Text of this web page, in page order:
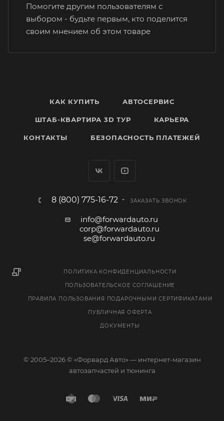
Помогите другим пользователям с
выбором - будьте первым, кто поделится
своим мнением об этом товаре
КАК КУПИТЬ АВТОСЕРВИС
ШТАБ-КВАРТИРА 3D ТУР КАРЬЕРА
КОНТАКТЫ БЕЗОПАСНОСТЬ ПЛАТЕЖЕЙ
8 (800) 775-16-72 ЗАКАЗАТЬ ЗВОНОК
info@forwardauto.ru
corp@forwardauto.ru
se@forwardauto.ru
ПОЛИТИКА КОНФИДЕНЦИАЛЬНОСТИ
ПОЛЬЗОВАТЕЛЬСКОЕ СОГЛАШЕНИЕ
ПРАВИЛА ПОЛЬЗОВАНИЯ ПОДАРОЧНЫМИ СЕРТИФИКАТАМИ
ПУБЛИЧНАЯ ОФЕРТА
ДОКУМЕНТЫ
© 2005–2026 © «Форвард Авто» — интернет-магазин
автозапчастей и тюнинга